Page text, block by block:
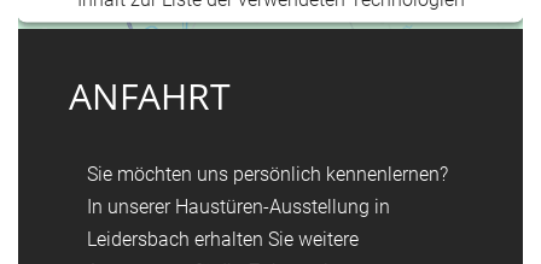
hinzuzufügen.
&
ANFAHRT
Sie möchten uns persönlich kennenlernen?
In unserer Haustüren-Ausstellung in
Leidersbach erhalten Sie weitere